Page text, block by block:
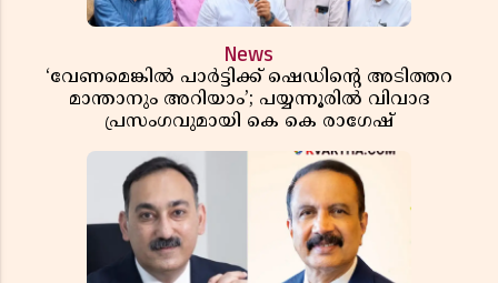
News
‘വേണമെങ്കിൽ പാർട്ടിക്ക് ഷെഡിൻ്റെ അടിത്തറ
മാന്താനും അറിയാം’; പയ്യന്നൂരിൽ വിവാദ
പ്രസംഗവുമായി കെ കെ രാഗേഷ്